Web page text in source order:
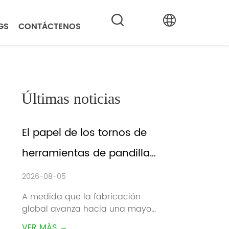
CONTÁCTENOS
Últimas noticias
El papel de los tornos de
herramientas de pandillas
en la fabricación
inteligente
2026-08-05
A medida que la fabricación
global avanza hacia una mayor
eficiencia, tiempos de entrega